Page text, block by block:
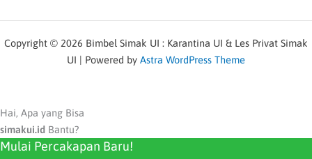
Copyright © 2026 Bimbel Simak UI : Karantina UI & Les Privat Simak
UI | Powered by Astra WordPress Theme
Hai, Apa yang Bisa
simakui.id Bantu?
Mulai Percakapan Baru!